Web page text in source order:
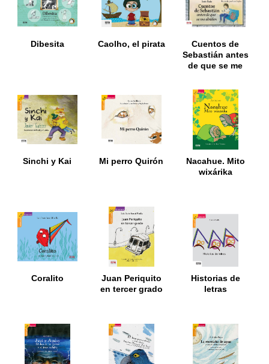
Dibesita Caolho, el pirata
Cuentos de
Sebastián antes
de que se me
Sinchi y Kai Mi perro Quirón
Nacahue. Mito
wixárika
Coralito
Juan Periquito
en tercer grado
Historias de
letras